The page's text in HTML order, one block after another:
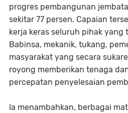
progres pembangunan
sekitar 77 persen. Capaian
kerja keras seluruh pihak yang
Babinsa, mekanik, tukang,
masyarakat yang secara
royong memberikan tenaga
percepatan penyelesaian
Ia menambahkan, berbagai